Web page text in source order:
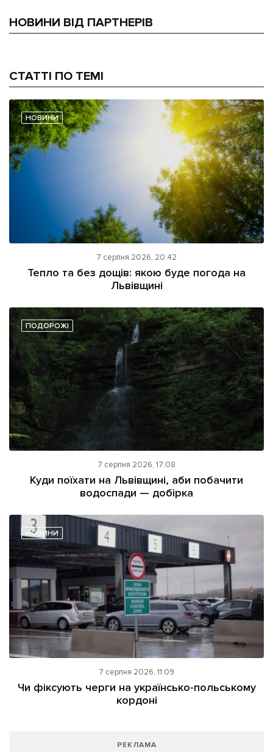
НОВИНИ ВІД ПАРТНЕРІВ
СТАТТІ ПО ТЕМІ
НОВИНИ
7 серпня 2026, 20:42
Тепло та без дощів: якою буде погода на
Львівщині
ПОДОРОЖІ
7 серпня 2026, 17:08
Куди поїхати на Львівщині, аби побачити
водоспади — добірка
НОВИНИ
7 серпня 2026, 11:09
Чи фіксують черги на українсько-польському
кордоні
РЕКЛАМА